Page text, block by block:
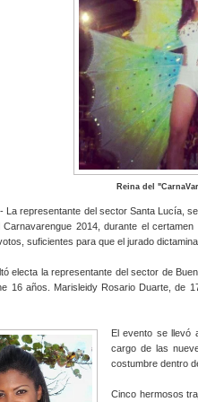
Reina del
.- La representante del sector Santa Lucía,
Carnavarengue 2014, durante el
suficientes para que el jurado
electa la representante del sector de
16 años. Marisleidy Rosario Duarte, de
El evento se llevó
cargo de las
costumbre dentro
Cinco hermosos